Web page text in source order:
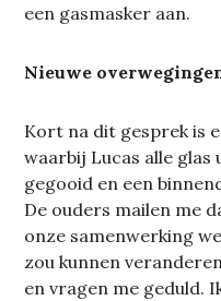
een gasmasker aan.
Nieuwe
Kort na dit gesprek is
waarbij Lucas alle
gegooid en een
De ouders mailen me
onze samenwerking
zou kunnen
en vragen me geduld.